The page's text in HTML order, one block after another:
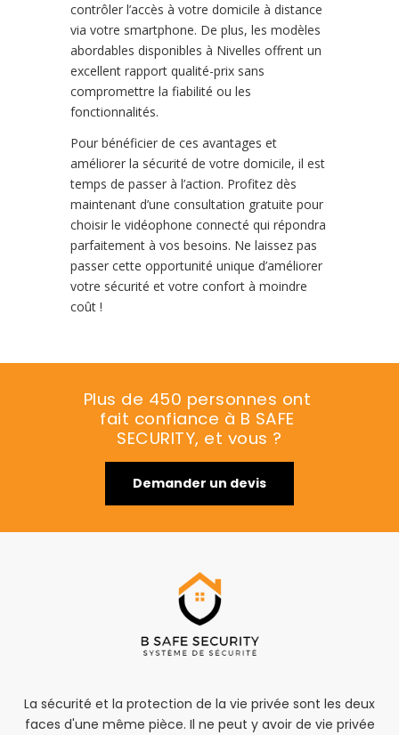
contrôler l’accès à votre domicile à distance
via votre smartphone. De plus, les modèles
abordables disponibles à Nivelles offrent un
excellent rapport qualité-prix sans
compromettre la fiabilité ou les
fonctionnalités.
Pour bénéficier de ces avantages et
améliorer la sécurité de votre domicile, il est
temps de passer à l’action. Profitez dès
maintenant d’une consultation gratuite pour
choisir le vidéophone connecté qui répondra
parfaitement à vos besoins. Ne laissez pas
passer cette opportunité unique d’améliorer
votre sécurité et votre confort à moindre
coût !
Plus de 450 personnes ont
fait confiance à B SAFE
SECURITY, et vous ?
Demander un devis
La sécurité et la protection de la vie privée sont les deux
faces d'une même pièce. Il ne peut y avoir de vie privée